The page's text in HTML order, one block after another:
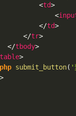
<td>
<
</td>
</tr>
</tbody>
table>
submit_button( '
>